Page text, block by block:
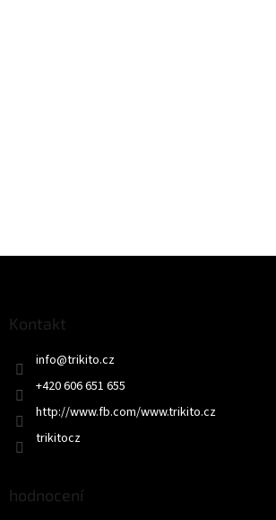
Kontakt
info@trikito.cz
+420 606 651 655
http://www.fb.com/www.trikito.cz
trikitocz
hodnocení